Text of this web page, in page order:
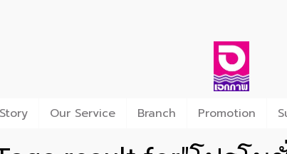
Our Service Branch Promotion